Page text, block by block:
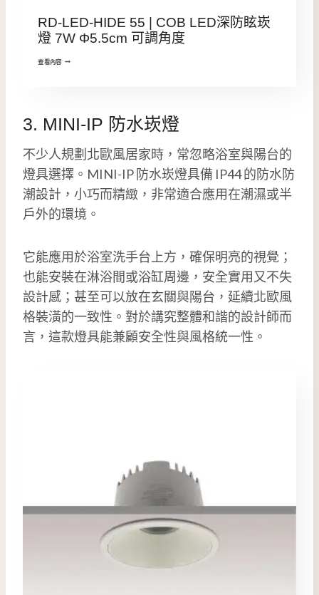
RD-LED-HIDE 55 | COB LED深防眩崁
燈 7W Φ5.5cm 可調角度
查看內容
3. MINI-IP 防水崁燈
不少人規劃北歐風居家時，常忽略浴室與陽台的
燈具選擇。MINI-IP 防水崁燈具備 IP44 的防水防
潮設計，小巧而精緻，非常適合應用在潮濕或半
戶外的環境。
它能應用於浴室洗手台上方，確保明亮的視覺；
也能安裝在淋浴間或浴缸周邊，安全實用又不失
設計感；甚至可以放在玄關與陽台，延續北歐風
格裝潢的一致性。對於講究整體和諧的設計師而
言，這款燈具能兼顧安全性與風格統一性。